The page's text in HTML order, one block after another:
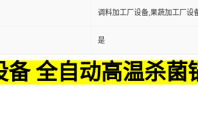
调料加工厂设备,果蔬加工厂设
是
备 全自动高温杀菌